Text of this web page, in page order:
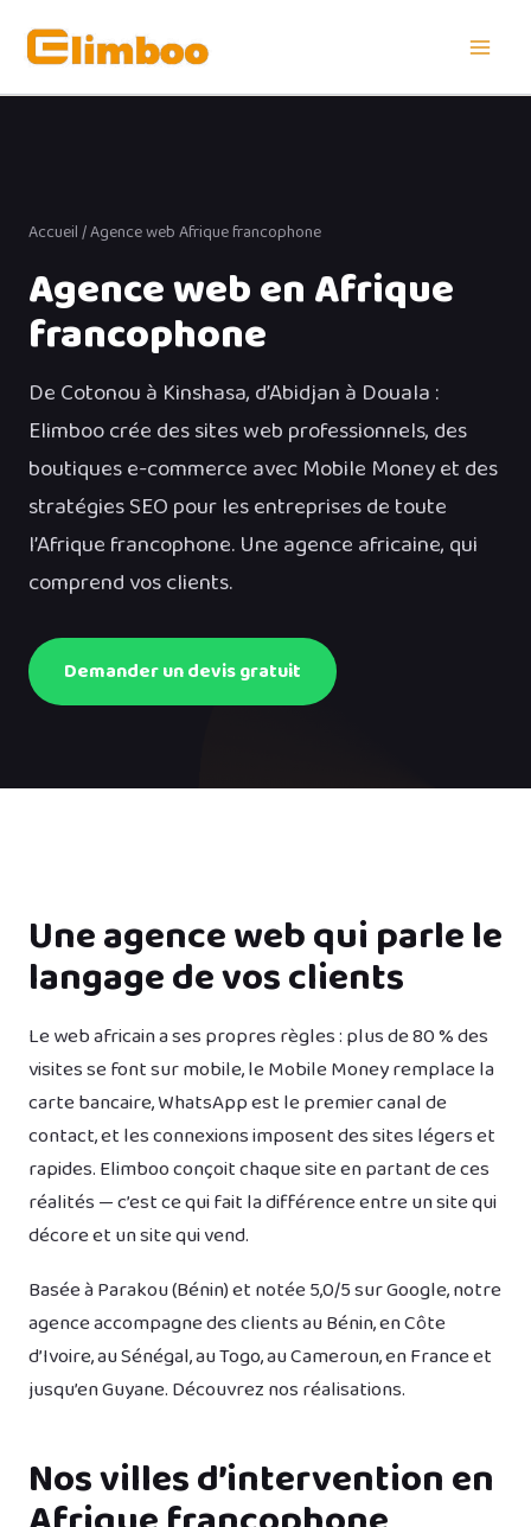
Accueil/ Agence web Afrique francophone
Agence web en Afrique
francophone
De Cotonou à Kinshasa, d’Abidjan à Douala :
Elimboo crée des sites web professionnels, des
boutiques e-commerce avec Mobile Money et des
stratégies SEO pour les entreprises de toute
l’Afrique francophone. Une agence africaine, qui
comprend vos clients.
Demander un devis gratuit
Une agence web qui parle le
langage de vos clients
Le web africain a ses propres règles : plus de 80 % des
visites se font sur mobile, le Mobile Money remplace la
carte bancaire, WhatsApp est le premier canal de
contact, et les connexions imposent des sites légers et
rapides. Elimboo conçoit chaque site en partant de ces
réalités — c’est ce qui fait la différence entre un site qui
décore et un site qui vend.
Basée à Parakou (Bénin) et notée 5,0/5 sur Google, notre
agence accompagne des clients au Bénin, en Côte
d’Ivoire, au Sénégal, au Togo, au Cameroun, en France et
jusqu’en Guyane. Découvreznos réalisations.
Nos villes d’intervention en